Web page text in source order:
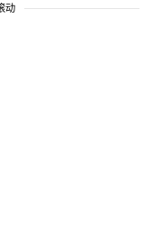
动